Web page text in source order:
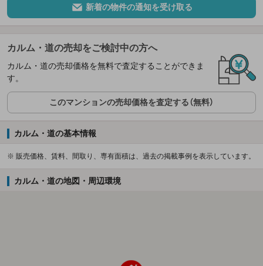
新着の物件の通知を受け取る
カルム・道の売却をご検討中の方へ
カルム・道の売却価格を無料で査定することができま
す。
このマンションの売却価格を査定する（無料）
カルム・道の基本情報
※ 販売価格、賃料、間取り、専有面積は、過去の掲載事例を表示しています。
カルム・道の地図・周辺環境